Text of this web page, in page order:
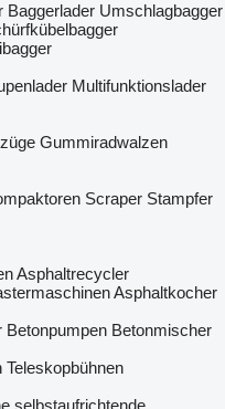
Baggerlader Umschlagbagger
Multifunktionslader
Gummiradwalzen
Scraper Stampfer
Asphaltrecycler
Asphaltkocher
Betonpumpen Betonmischer
Teleskopbühnen
selbstaufrichtende